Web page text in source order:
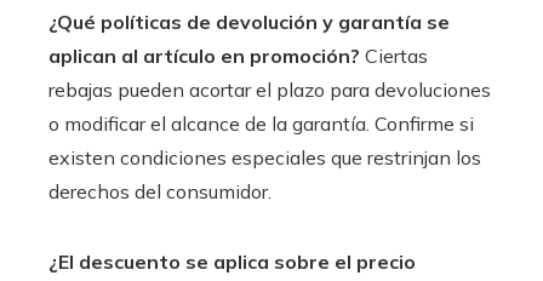
¿Qué políticas de devolución y garantía se
aplican al artículo en promoción? Ciertas
rebajas pueden acortar el plazo para devoluciones
o modificar el alcance de la garantía. Confirme si
existen condiciones especiales que restrinjan los
derechos del consumidor.
¿El descuento se aplica sobre el precio